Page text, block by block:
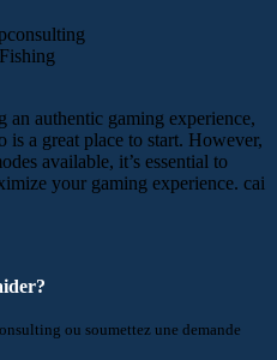
an authentic gaming experience,
is a great place to start. However,
available, it’s essential to
your gaming experience. cai
ou soumettez une demande